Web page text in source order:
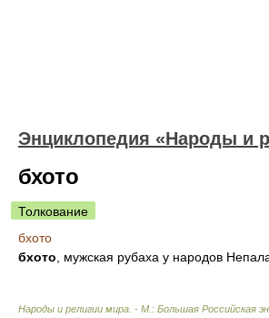
Энциклопедия «Народы и
бхото
Толкование
бхото
бхото , мужская рубаха у народов
Народы и религии мира. - М.: Большая Российская